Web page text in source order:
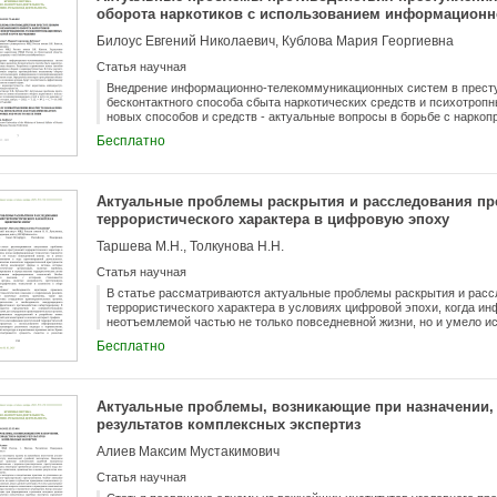
оборота наркотиков с использованием
сетей и пути их решения
Билоус Евгений Николаевич, Кублова Мария Георгиевна
Статья научная
Внедрение информационно-телекоммуникационных систем в
бесконтактного способа сбыта наркотических средств и
новых способов и средств - актуальные вопросы в борьбе с
использованием информационно-телекоммуникационной сети
эффективному противодействию преступности в нашей стране.
Бесплатно
Актуальные проблемы раскрытия и расследования
террористического характера в цифровую эпоху
Таршева М.Н., Толкунова Н.Н.
Статья научная
В статье рассматриваются актуальные проблемы раскрытия и
террористического характера в условиях цифровой эпохи, когда
неотъемлемой частью не только повседневной жизни, но и умело
2023-2024 годы. Автор анализирует формы и методы, которые
использования информационных технологий. Особое внимание
технологий и сложности в сборе цифровых доказательств. Статья
правовых, организационных и методологических подходов к
ключевые аспекты проблемы, такие как недостаточная подготовка
пробелы в законодательстве и необходимость международного
образовательных программ для сотрудников правоохранительных
Бесплатно
Актуальные проблемы, возникающие при назначении,
результатов комплексных экспертиз
Алиев Максим Мустакимович
Статья научная